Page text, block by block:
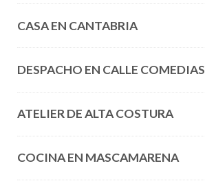
CASA EN CANTABRIA
DESPACHO EN CALLE COMEDIAS
ATELIER DE ALTA COSTURA
COCINA EN MASCAMARENA